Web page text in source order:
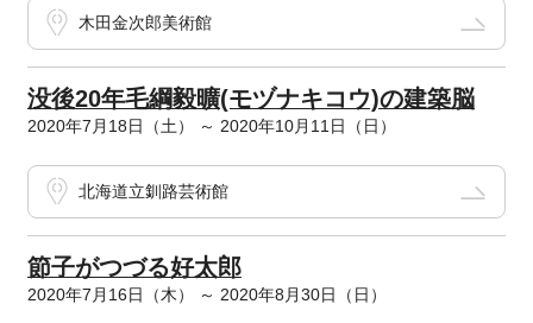
木田金次郎美術館
没後20年毛綱毅曠(モヅナキコウ)の建築脳
2020年7月18日（土） ～ 2020年10月11日（日）
北海道立釧路芸術館
節子がつづる好太郎
2020年7月16日（木） ～ 2020年8月30日（日）